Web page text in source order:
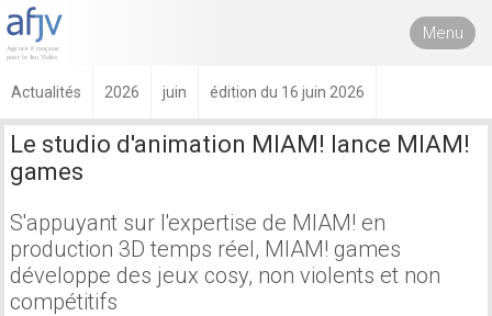
Menu
Actualités 2026 juin édition du 16 juin 2026
Le studio d'animation MIAM! lance MIAM!
games
S'appuyant sur l'expertise de MIAM! en
production 3D temps réel, MIAM! games
développe des jeux cosy, non violents et non
compétitifs